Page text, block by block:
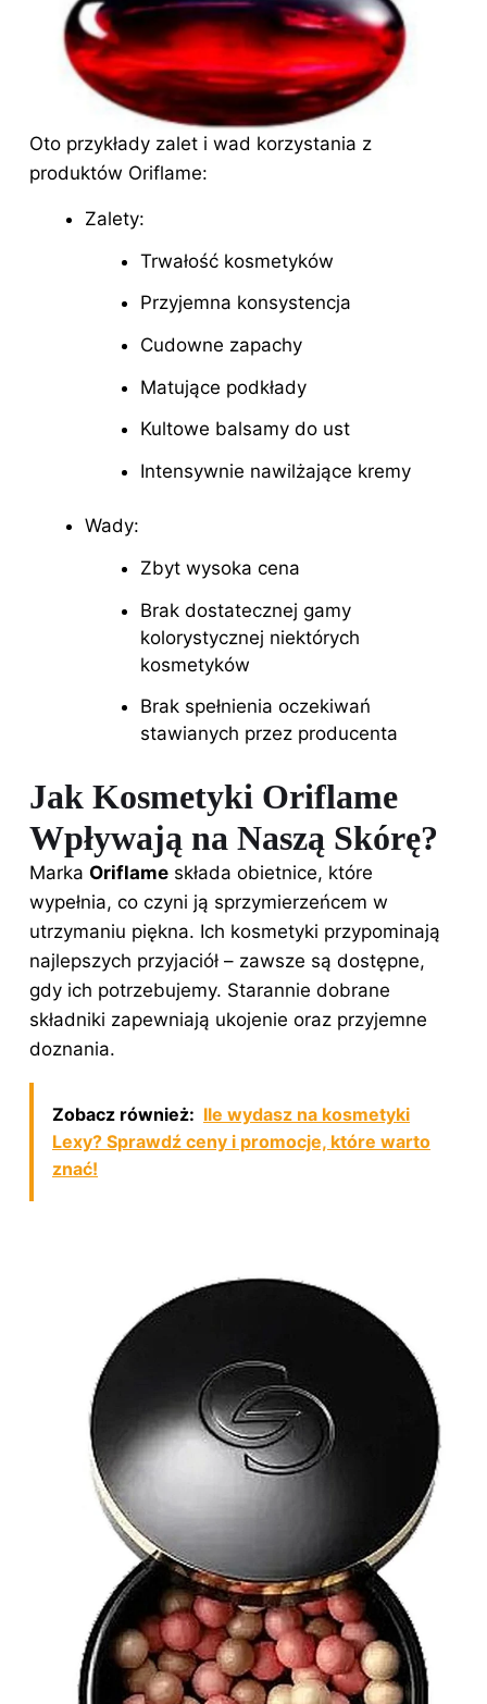
Oto przykłady zalet i wad korzystania z
produktów Oriflame:
Zalety:
Trwałość kosmetyków
Przyjemna konsystencja
Cudowne zapachy
Matujące podkłady
Kultowe balsamy do ust
Intensywnie nawilżające kremy
Wady:
Zbyt wysoka cena
Brak dostatecznej gamy
kolorystycznej niektórych
kosmetyków
Brak spełnienia oczekiwań
stawianych przez producenta
Jak Kosmetyki Oriflame
Wpływają na Naszą Skórę?
Marka Oriflame składa obietnice, które
wypełnia, co czyni ją sprzymierzeńcem w
utrzymaniu piękna. Ich kosmetyki przypominają
najlepszych przyjaciół – zawsze są dostępne,
gdy ich potrzebujemy. Starannie dobrane
składniki zapewniają ukojenie oraz przyjemne
doznania.
Zobacz również: Ile wydasz na kosmetyki
Lexy? Sprawdź ceny i promocje, które warto
znać!